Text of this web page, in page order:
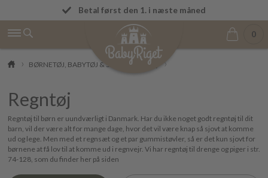
Fremragende på Trustpilot ★★★★★ 4,9/5
Betal først den 1. i næste måned
0
BØRNETØJ, BABYTØJ & SKO Regntøj
Regntøj
Regntøj til børn er uundværligt i Danmark. Har du ikke noget godt regntøj til dit
barn, vil der være alt for mange dage, hvor det vil være knap så sjovt at komme
ud og lege. Men med et regnsæt og et par gummistøvler, så er det kun sjovt for
børnene at få lov til at komme ud i regnvejr. Vi har regntøj til drenge og piger i str.
74-128, som du finder her på siden